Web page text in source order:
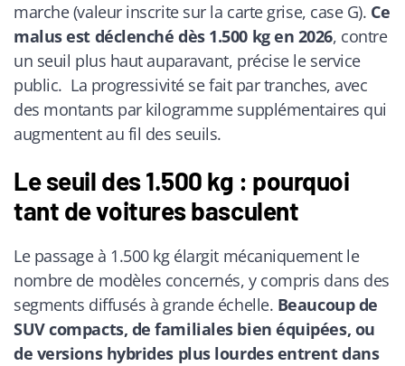
marche (valeur inscrite sur la carte grise, case G). Ce
malus est déclenché dès 1.500 kg en 2026, contre
un seuil plus haut auparavant, précise le service
public. La progressivité se fait par tranches, avec
des montants par kilogramme supplémentaires qui
augmentent au fil des seuils.
Le seuil des 1.500 kg : pourquoi
tant de voitures basculent
Le passage à 1.500 kg élargit mécaniquement le
nombre de modèles concernés, y compris dans des
segments diffusés à grande échelle. Beaucoup de
SUV compacts, de familiales bien équipées, ou
de versions hybrides plus lourdes entrent dans